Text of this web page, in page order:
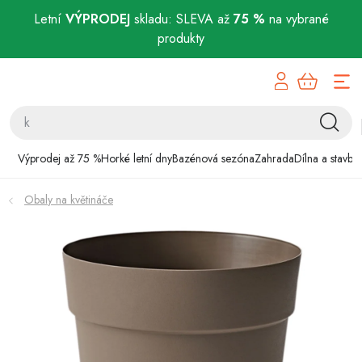
Letní VÝPRODEJskladu: SLEVA až 75 % na vybrané
produkty
Výprodej až 75 %Horké letní dnyBazénová sezónaZahradaDílna a stavba
Bazénová sezóna
Zahrada
Dílna a stavba
Domácnost
Chovatelské potřeby
Obaly na květináče